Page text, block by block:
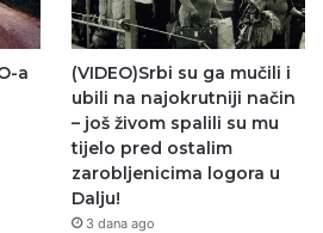
a
(VIDEO)Srbi su ga mučili i
ubili na najokrutniji način
– još živom spalili su mu
tijelo pred ostalim
zarobljenicima logora u
Dalju!
3 dana ago